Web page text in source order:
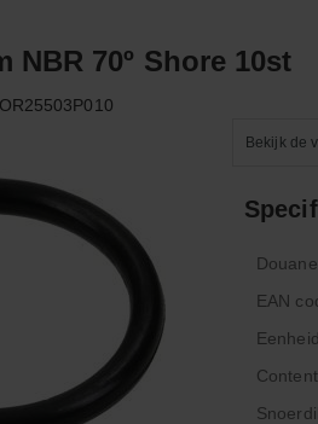
NBR 70º Shore 10st
OR25503P010
Bekijk de
EAN
Eenheid